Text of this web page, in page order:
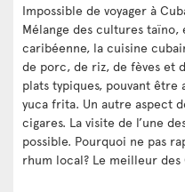
Impossible de voyager à
Mélange des cultures
caribéenne, la cuisine
de porc, de riz, de fèves et
plats typiques, pouvant
yuca frita. Un autre aspect
cigares. La visite de l’une
possible. Pourquoi ne pas
rhum local? Le meilleur des